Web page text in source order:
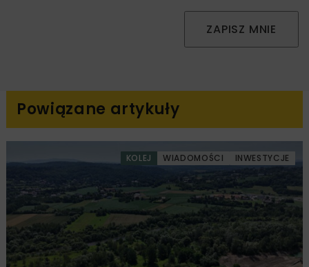
ZAPISZ MNIE
Powiązane artykuły
KOLEJ WIADOMOŚCI INWESTYCJE